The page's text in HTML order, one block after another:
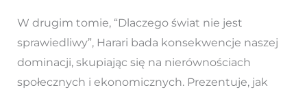
W drugim tomie, “Dlaczego świat nie jest
sprawiedliwy”, Harari bada konsekwencje naszej
dominacji, skupiając się na nierównościach
społecznych i ekonomicznych. Prezentuje, jak